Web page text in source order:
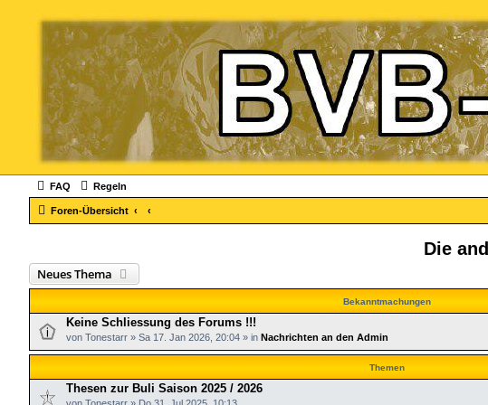
FAQ Regeln
Foren-Übersicht
Die
Neues Thema
Bekanntmachungen
Keine Schliessung des Forums !!!
von Tonestarr » Sa 17. Jan 2026, 20:04 » in Nachrichten an den Admin
Themen
Thesen zur Buli Saison 2025 / 2026